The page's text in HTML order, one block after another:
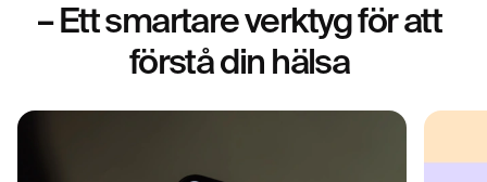
– Ett smartare verktyg för att
förstå din hälsa